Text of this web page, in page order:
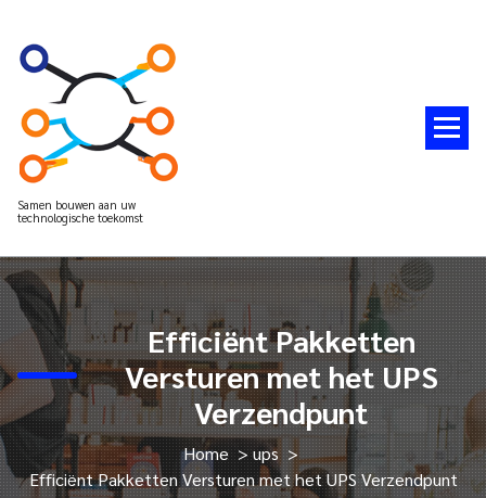
Samen bouwen aan uw
technologische toekomst
Efficiënt Pakketten
Versturen met het UPS
Verzendpunt
Home>ups>
Efficiënt Pakketten Versturen met het UPS Verzendpunt